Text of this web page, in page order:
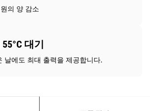
의 양 감소
대기
날에도 최대 출력을 제공합니다.